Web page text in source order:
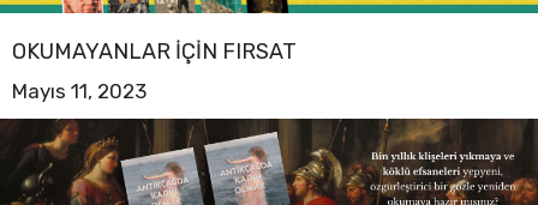
OKUMAYANLAR IÇIN FIRSAT
Mayıs 11, 2023